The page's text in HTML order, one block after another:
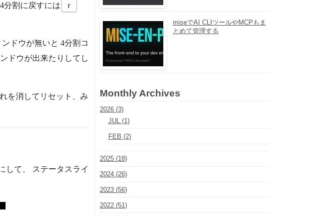
分割に戻すには
r
ドウが無いと 4分割コ
ドウが出来たりしてし
を消してリセット、み
して、 ステータスライ
miseでAI CLIツールやMCPもま
とめて管理する
Monthly Archives
2026 (3)
JUL (1)
FEB (2)
2025 (18)
2024 (26)
2023 (56)
2022 (51)